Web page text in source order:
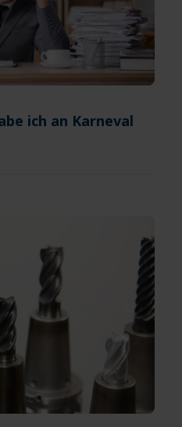
ich an Karneval